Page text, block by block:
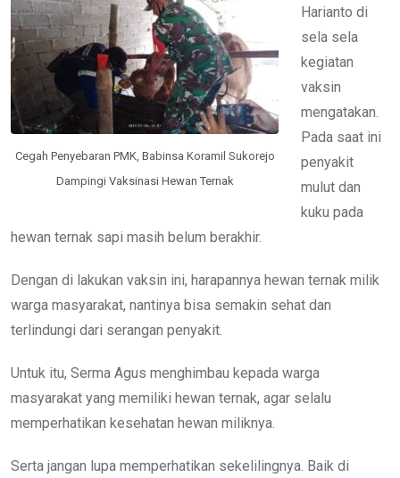
Cegah Penyebaran PMK, Babinsa Koramil Sukorejo
Dampingi Vaksinasi Hewan Ternak
Harianto di
sela sela
kegiatan
vaksin
mengatakan.
Pada saat ini
penyakit
mulut dan
kuku pada
hewan ternak sapi masih belum berakhir.
Dengan di lakukan vaksin ini, harapannya hewan ternak milik
warga masyarakat, nantinya bisa semakin sehat dan
terlindungi dari serangan penyakit.
Untuk itu, Serma Agus menghimbau kepada warga
masyarakat yang memiliki hewan ternak, agar selalu
memperhatikan kesehatan hewan miliknya.
Serta jangan lupa memperhatikan sekelilingnya. Baik di